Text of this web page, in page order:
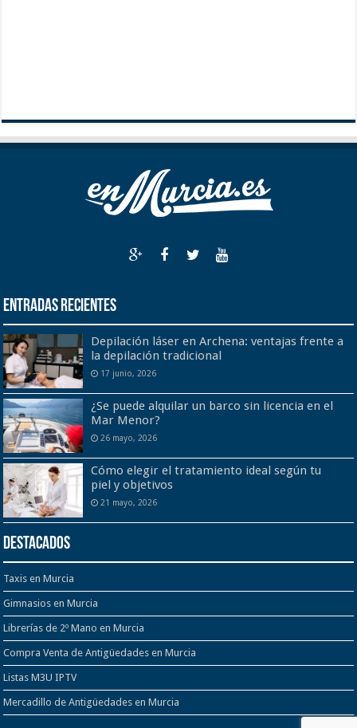
Entradas recientes
Depilación láser en Archena: ventajas frente a
la depilación tradicional
17 junio, 2026
¿Se puede alquilar un barco sin licencia en el
Mar Menor?
26 mayo, 2026
Cómo elegir el tratamiento ideal según tu
piel y objetivos
21 mayo, 2026
Destacados
Taxis en Murcia
Gimnasios en Murcia
Librerías de 2º Mano en Murcia
Compra Venta de Antigüedades en Murcia
Listas M3U IPTV
Mercadillo de Antigüedades en Murcia